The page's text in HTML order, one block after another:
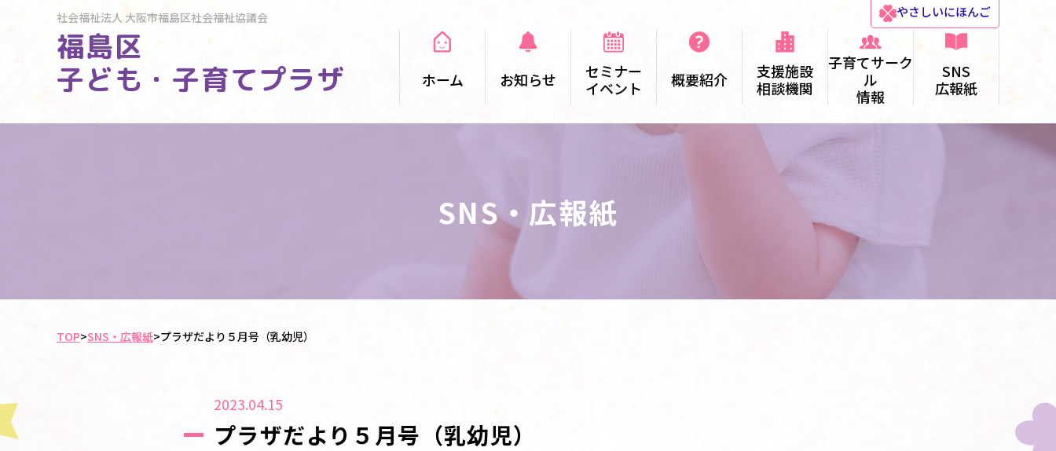
社会福祉法人大阪市福島区社会福祉協議会
福島区
子ども・子育てプラザ
やさしいにほんご
ホーム お知らせ
セミナー
イベント
概要紹介
支援施設
相談機関
子育てサーク
ル
情報
SNS
広報紙
SNS・広報紙
TOP>SNS・広報紙>プラザだより５月号（乳幼児）
2023.04.15
プラザだより５月号（乳幼児）